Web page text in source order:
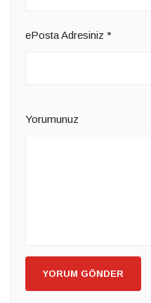
ePosta Adresiniz *
Yorumunuz
YORUM GÖNDER